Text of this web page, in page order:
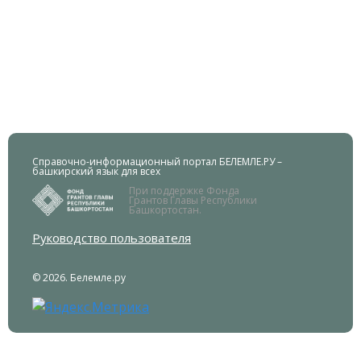
Справочно-информационный портал БЕЛЕМЛЕ.РУ –
башкирский язык для всех
При поддержке Фонда
Грантов Главы Республики
Башкортостан.
Руководство пользователя
© 2026. Белемле.ру